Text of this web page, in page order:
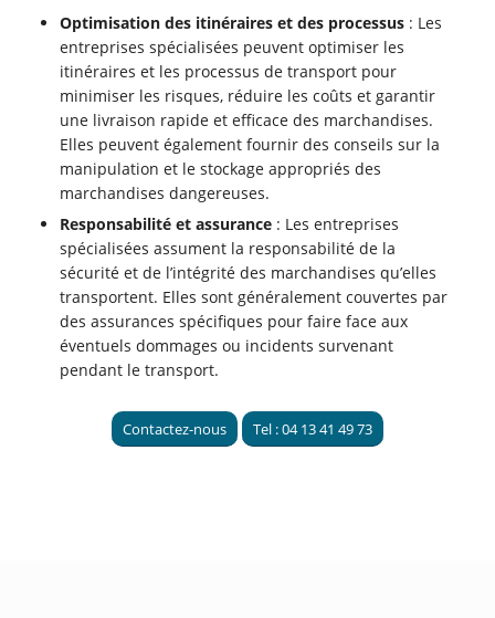
Optimisation des itinéraires et des processus : Les
entreprises spécialisées peuvent optimiser les
itinéraires et les processus de transport pour
minimiser les risques, réduire les coûts et garantir
une livraison rapide et efficace des marchandises.
Elles peuvent également fournir des conseils sur la
manipulation et le stockage appropriés des
marchandises dangereuses.
Responsabilité et assurance : Les entreprises
spécialisées assument la responsabilité de la
sécurité et de l’intégrité des marchandises qu’elles
transportent. Elles sont généralement couvertes par
des assurances spécifiques pour faire face aux
éventuels dommages ou incidents survenant
pendant le transport.
Contactez-nous Tel : 04 13 41 49 73